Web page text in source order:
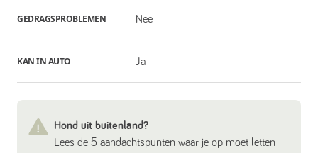
GEDRAGSPROBLEMEN Nee
KAN IN AUTO Ja
Hond uit buitenland?
Lees de 5 aandachtspunten waar je op moet letten